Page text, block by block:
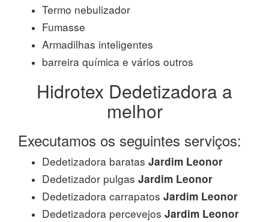
Termo nebulizador
Fumasse
Armadilhas inteligentes
barreira química e vários outros
Hidrotex Dedetizadora a
melhor
Executamos os seguintes serviços:
Dedetizadora baratas Jardim Leonor
Dedetizador pulgas Jardim Leonor
Dedetizadora carrapatos Jardim Leonor
Dedetizadora percevejos Jardim Leonor